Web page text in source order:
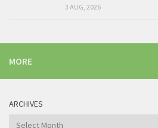
3 AUG, 2026
MORE
ARCHIVES
Archives